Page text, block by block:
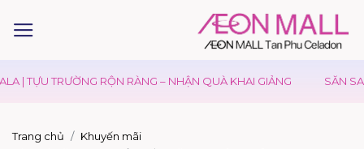
| TỰU TRƯỜNG RỘN RÀNG – NHẬN QUÀ KHAI GIẢNG SĂN
Trang chủ
Khuyến mãi